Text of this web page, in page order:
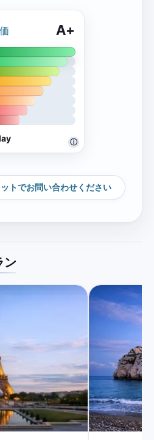
ⓘ
A+
トでお問い合わせください
ン